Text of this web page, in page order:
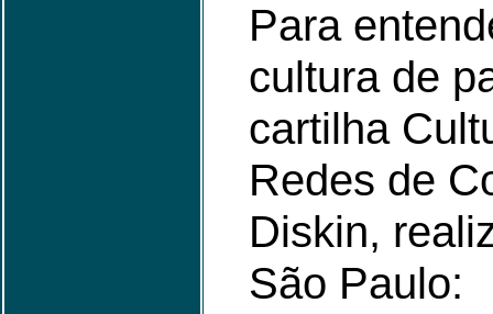
Para
cultura de
cartilha
Redes de
Diskin,
São Paulo: